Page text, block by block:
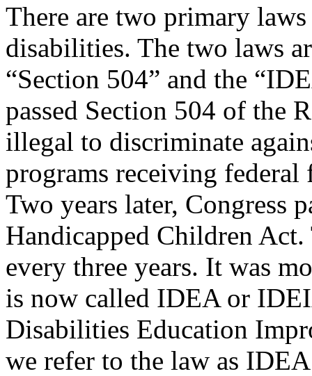
There are two primary
disabilities. The two laws
“Section 504” and the
passed Section 504 of the
illegal to discriminate
programs receiving federal
Two years later, Congress
Handicapped Children
every three years. It was
is now called IDEA or
Disabilities Education
we refer to the law as